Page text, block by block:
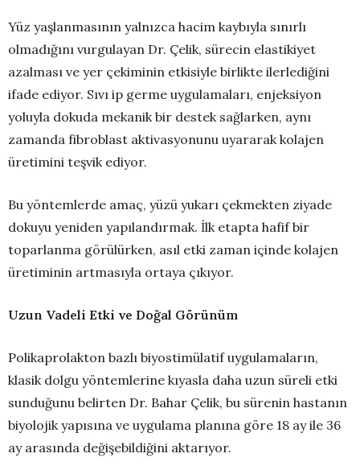
Yüz yaşlanmasının yalnızca hacim kaybıyla sınırlı
olmadığını vurgulayan Dr. Çelik, sürecin elastikiyet
azalması ve yer çekiminin etkisiyle birlikte ilerlediğini
ifade ediyor. Sıvı ip germe uygulamaları, enjeksiyon
yoluyla dokuda mekanik bir destek sağlarken, aynı
zamanda fibroblast aktivasyonunu uyararak kolajen
üretimini teşvik ediyor.
Bu yöntemlerde amaç, yüzü yukarı çekmekten ziyade
dokuyu yeniden yapılandırmak. İlk etapta hafif bir
toparlanma görülürken, asıl etki zaman içinde kolajen
üretiminin artmasıyla ortaya çıkıyor.
Uzun Vadeli Etki ve Doğal Görünüm
Polikaprolakton bazlı biyostimülatif uygulamaların,
klasik dolgu yöntemlerine kıyasla daha uzun süreli etki
sunduğunu belirten Dr. Bahar Çelik, bu sürenin hastanın
biyolojik yapısına ve uygulama planına göre 18 ay ile 36
ay arasında değişebildiğini aktarıyor.